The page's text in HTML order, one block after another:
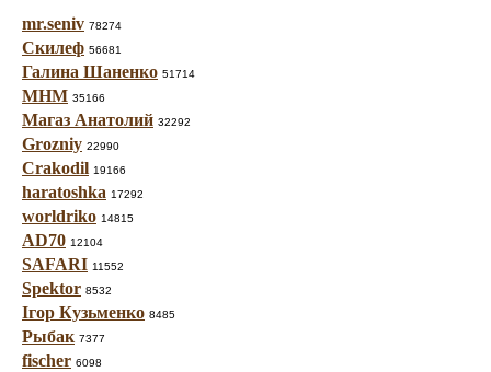
mr.seniv 78274
Скилеф 56681
Галина Шаненко 51714
МНМ 35166
Магаз Анатолий 32292
Grozniy 22990
Crakodil 19166
haratoshka 17292
worldriko 14815
AD70 12104
SAFARI 11552
Spektor 8532
Ігор Кузьменко 8485
Рыбак 7377
fischer 6098